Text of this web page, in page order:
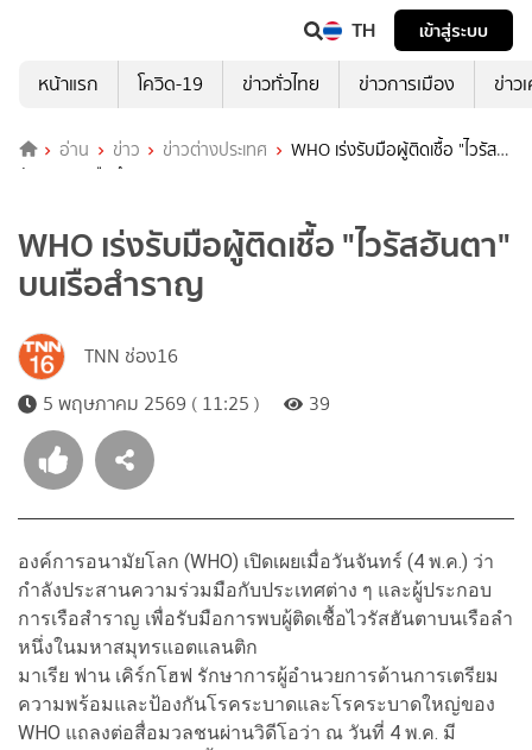
TH
เข้าสู่ระบบ
หน้าแรก
โควิด-19 ข่าวทั่วไทย ข่าวการเมือง ข่าว
อ่าน ข่าว ข่าวต่างประเทศ
WHO เร่งรับมือผู้ติดเชื้อ "ไวรัส
ฮันตา" บนเรือสำราญ
WHO เร่งรับมือผู้ติดเชื้อ "ไวรัสฮันตา"
บนเรือสำราญ
TNN ช่อง16
5 พฤษภาคม 2569 ( 11:25 )
39
องค์การอนามัยโลก (WHO) เปิดเผยเมื่อวันจันทร์ (4 พ.ค.) ว่า
กำลังประสานความร่วมมือกับประเทศต่าง ๆ และผู้ประกอบ
การเรือสำราญ เพื่อรับมือการพบผู้ติดเชื้อไวรัสฮันตาบนเรือลำ
หนึ่งในมหาสมุทรแอตแลนติก
มาเรีย ฟาน เคิร์กโฮฟ รักษาการผู้อำนวยการด้านการเตรียม
ความพร้อมและป้องกันโรคระบาดและโรคระบาดใหญ่ของ
WHO แถลงต่อสื่อมวลชนผ่านวิดีโอว่า ณ วันที่ 4 พ.ค. มี